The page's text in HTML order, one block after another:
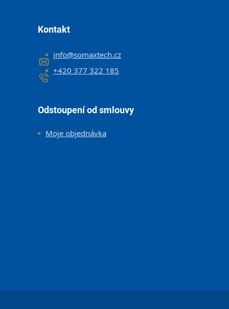
Kontakt
info@somaxtech.cz
+420 377 322 185
Odstoupení od smlouvy
Moje objednávka